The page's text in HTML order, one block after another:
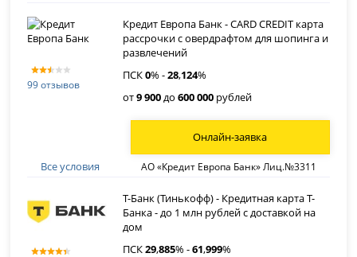
99 отзывов
Кредит Европа Банк - CARD CREDIT карта
рассрочки с овердрафтом для шопинга и
развлечений
ПСК0% -28,124%
от9 900до600 000 рублей
Все условия АО «Кредит Европа Банк» Лиц.№3311
Онлайн-заявка
Т-Банк (Тинькофф) - Кредитная карта Т-
Банка - до 1 млн рублей с доставкой на
дом
ПСК29,885% -61,999%